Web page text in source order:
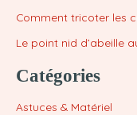
Comment tricoter les
Le point nid d’abeille
Catégories
Astuces & Matériel